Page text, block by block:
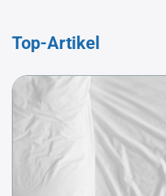
Top-Artikel